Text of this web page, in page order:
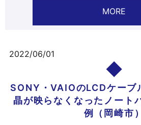
MORE
2022/06/01
SONY・VAIOのLCDケーブ
晶が映らなくなったノート
例（岡崎市）